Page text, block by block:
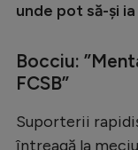
unde pot să-și
Bocciu:
FCSB”
Suporterii
întreagă la